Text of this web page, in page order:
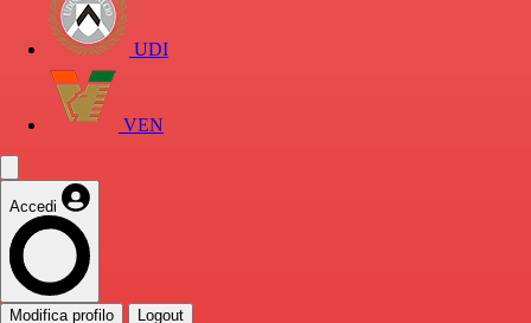
UDI
VEN
Accedi
Modifica profilo Logout